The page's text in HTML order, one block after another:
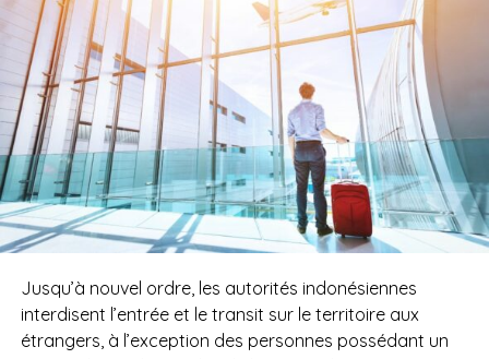
Jusqu’à nouvel ordre, les autorités indonésiennes
interdisent l’entrée et le transit sur le territoire aux
étrangers, à l’exception des personnes possédant un